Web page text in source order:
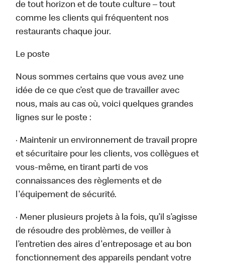
de tout horizon et de toute culture – tout
comme les clients qui fréquentent nos
restaurants chaque jour.
Le poste
Nous sommes certains que vous avez une
idée de ce que c’est que de travailler avec
nous, mais au cas où, voici quelques grandes
lignes sur le poste :
· Maintenir un environnement de travail propre
et sécuritaire pour les clients, vos collègues et
vous-même, en tirant parti de vos
connaissances des règlements et de
l'équipement de sécurité.
· Mener plusieurs projets à la fois, qu’il s’agisse
de résoudre des problèmes, de veiller à
l’entretien des aires d'entreposage et au bon
fonctionnement des appareils pendant votre